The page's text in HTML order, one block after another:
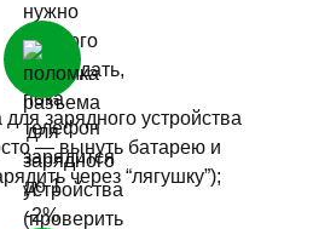
зарядного устройства
— вынуть батарею и
через “лягушку”);